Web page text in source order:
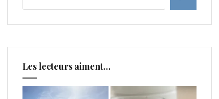
Les lecteurs aiment…